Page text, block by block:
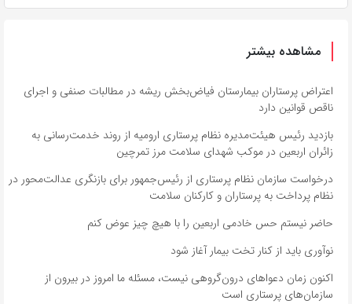
مشاهده بیشتر
اعتراض پرستاران بیمارستان فیاض‌بخش ریشه در مطالبات صنفی و اجرای
ناقص قوانین دارد
بازدید رئیس هیئت‌مدیره نظام پرستاری ارومیه از روند خدمت‌رسانی به
زائران اربعین در موکب شهدای سلامت مرز تمرچین
درخواست سازمان نظام پرستاری از رئیس‌جمهور برای بازنگری عدالت‌محور در
نظام پرداخت به پرستاران و کارکنان سلامت
حاضر نیستم حس خادمی اربعین را با هیچ چیز عوض کنم
نوآوری باید از کنار تخت بیمار آغاز شود
اکنون زمان دعواهای درون‌گروهی نیست، مسئله ما امروز در بیرون از
سازمان‌های پرستاری است